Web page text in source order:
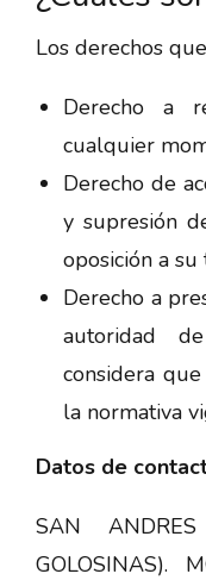
Los derechos
Derecho a
cualquier
Derecho de
y supresión
oposición a
Derecho a
autoridad
considera
la normativa
Datos de
SAN
GOLOSINAS).